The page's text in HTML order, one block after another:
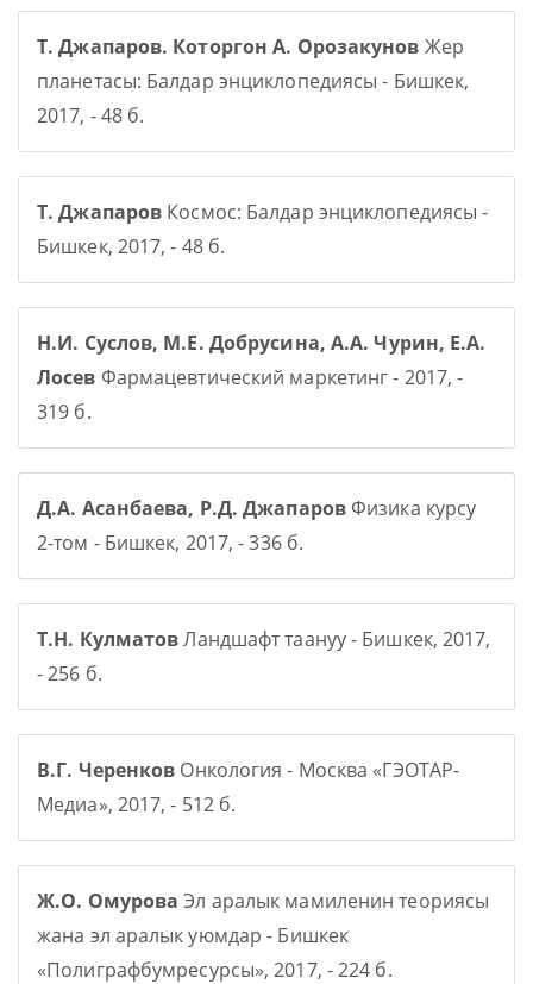
Т. Джапаров. Которгон А. Орозакунов Жер
планетасы: Балдар энциклопедиясы - Бишкек,
2017, - 48 б.
Т. Джапаров Космос: Балдар энциклопедиясы -
Бишкек, 2017, - 48 б.
Н.И. Суслов, М.Е. Добрусина, А.А. Чурин, Е.А.
Лосев Фармацевтический маркетинг - 2017, -
319 б.
Д.А. Асанбаева, Р.Д. ДжапаровФизика курсу
2-том - Бишкек, 2017, - 336 б.
Т.Н. КулматовЛандшафт таануу - Бишкек, 2017,
- 256 б.
В.Г. Черенков Онкология - Москва «ГЭОТАР-
Медиа», 2017, - 512 б.
Ж.О. Омурова Эл аралык мамиленин теориясы
жана эл аралык уюмдар - Бишкек
«Полиграфбумресурсы», 2017, - 224 б.